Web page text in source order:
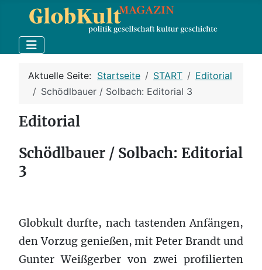
Aktuelle Seite: Startseite START
Editorial
Schödlbauer / Solbach: Editorial 3
Editorial
Schödlbauer / Solbach: Editorial
3
Globkult durfte, nach tastenden Anfängen,
den Vorzug genießen, mit Peter Brandt und
Gunter Weißgerber von zwei profilierten